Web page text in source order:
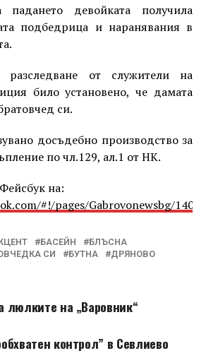
девойката получила
подбедрица и наранявания в
разследване от служители на
било установено, че дамата
си.
досъдебно производство за
по чл.129, ал.1 от НК.
на:
#!/pages/Gabrovonewsbg/
БАСЕЙН
БЛЪСНА
СИ БУТНА
ДРЯНОВО
люлките на „Варовник“
контрол” в Севлиево